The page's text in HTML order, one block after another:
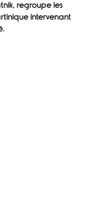
regroupe les
intervenant